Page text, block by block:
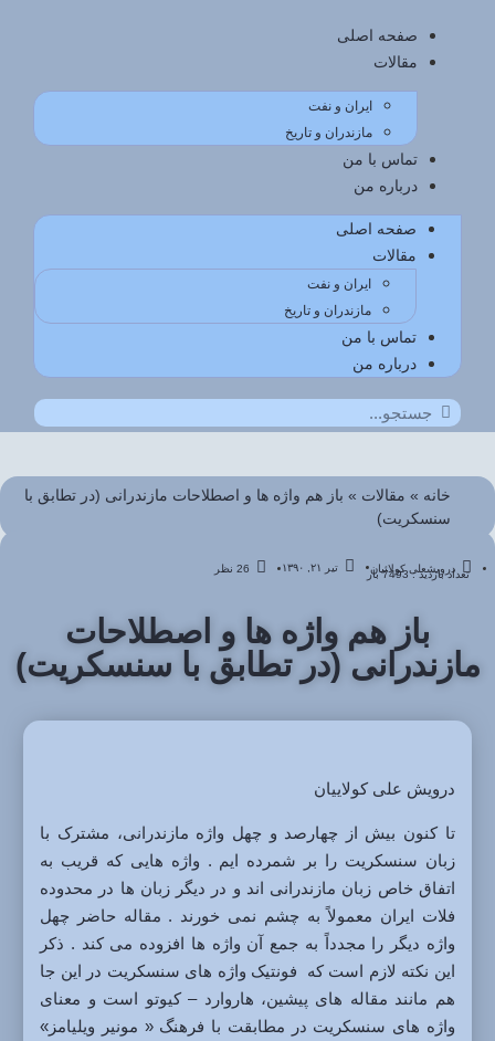
صفحه اصلی
مقالات
ایران و نفت
مازندران و تاریخ
تماس با من
درباره من
صفحه اصلی
مقالات
ایران و نفت
مازندران و تاریخ
تماس با من
درباره من
خانه » مقالات » باز هم واژه ها و اصطلاحات مازندرانی (در تطابق با
سنسکریت)
درویشعلی کولائیان تیر ۲۱, ۱۳۹۰ 26 نظر تعداد بازدید : 7493 بار
باز هم واژه ها و اصطلاحات
مازندرانی (در تطابق با سنسکریت)
درویش علی کولاییان
تا کنون بیش از چهارصد و چهل واژه مازندرانی، مشترک با
زبان سنسکریت را بر شمرده ایم . واژه هایی که قریب به
اتفاق خاص زبان مازندرانی اند و در دیگر زبان ها در محدوده
فلات ایران معمولاً به چشم نمی خورند . مقاله حاضر چهل
واژه دیگر را مجدداً به جمع آن واژه ها افزوده می کند . ذکر
این نکته لازم است که فونتیک واژه های سنسکریت در این جا
هم مانند مقاله های پیشین، هاروارد – کیوتو است و معنای
واژه های سنسکریت در مطابقت با فرهنگ « مونیر ویلیامز»